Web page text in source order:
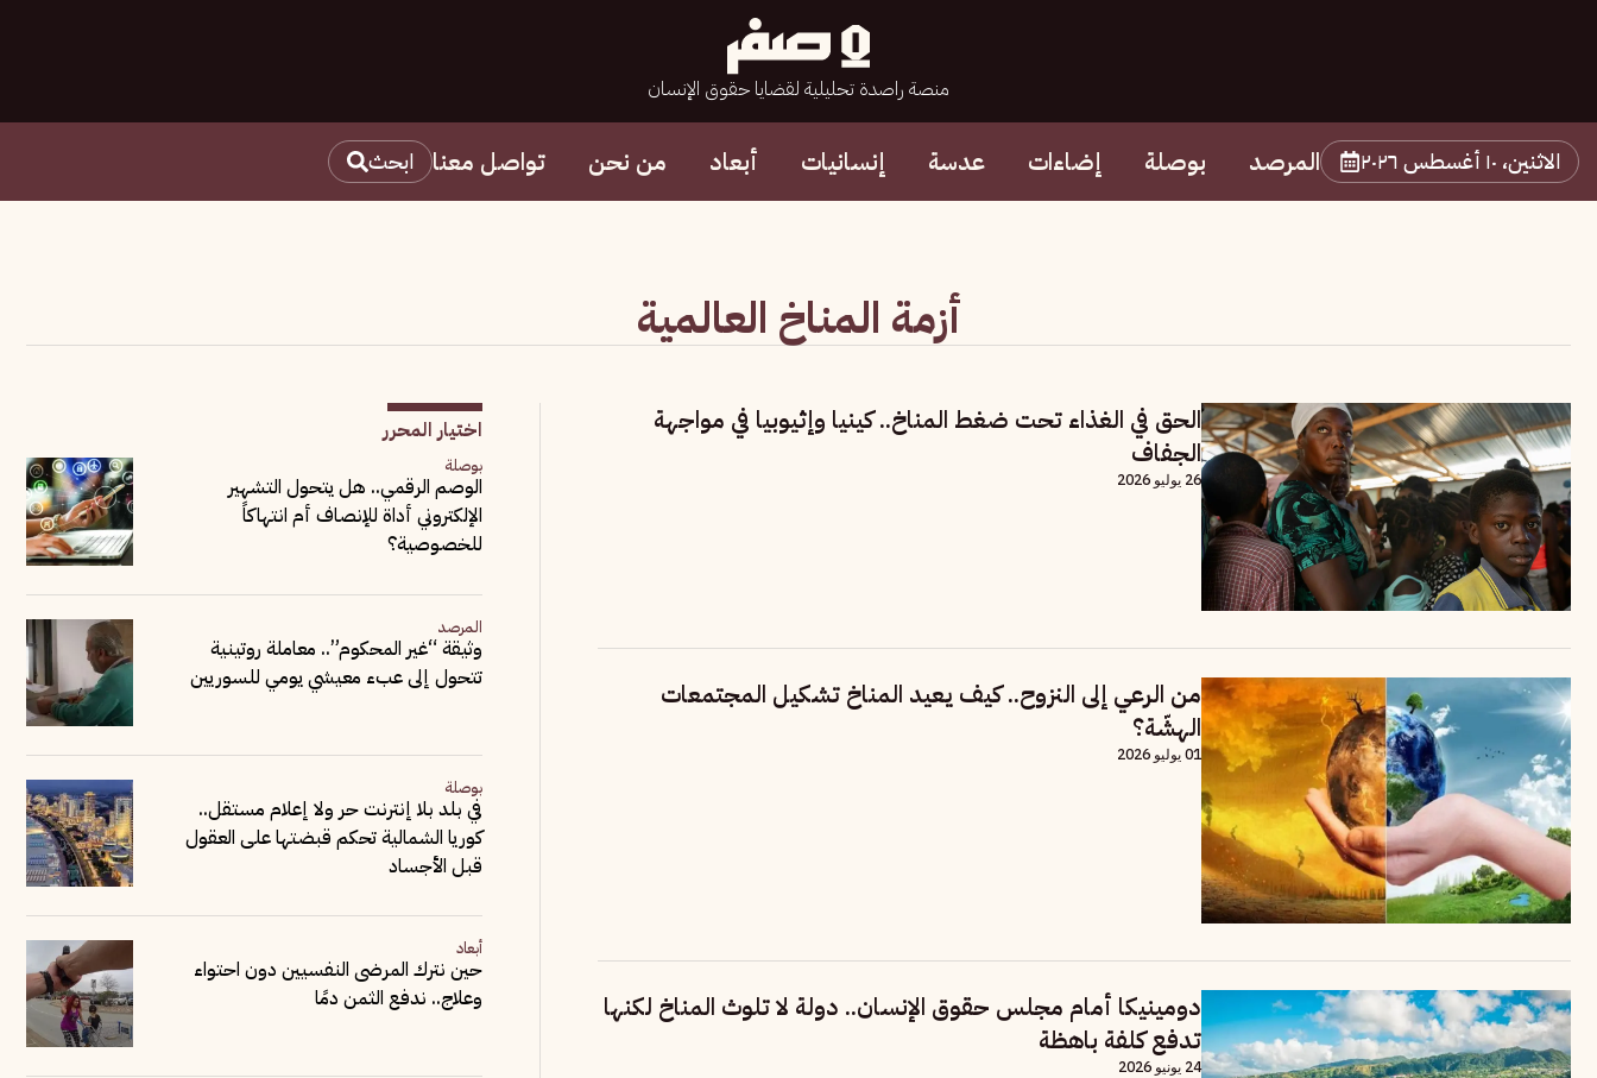
منصة راصدة تحليلية لقضايا حقوق الإنسان
الاثنين، ١٠ أغسطس ٢٠٢٦ المرصد بوصلة إضاءات عدسة إنسانيات أبعاد من نحن تواصل معنا ابحث
أزمة المناخ العالمية
الحق في الغذاء تحت ضغط المناخ.. كينيا وإثيوبيا في مواجهة
الجفاف
26 يوليو 2026
من الرعي إلى النزوح.. كيف يعيد المناخ تشكيل المجتمعات
الهشّة؟
01 يوليو 2026
دومينيكا أمام مجلس حقوق الإنسان.. دولة لا تلوث المناخ لكنها
تدفع كلفة باهظة
24 يونيو 2026
اختيار المحرر
بوصلة
الوصم الرقمي.. هل يتحول التشهير
الإلكتروني أداة للإنصاف أم انتهاكاً
للخصوصية؟
المرصد
وثيقة “غير المحكوم”.. معاملة روتينية
تتحول إلى عبء معيشي يومي للسوريين
بوصلة
في بلد بلا إنترنت حر ولا إعلام مستقل..
كوريا الشمالية تحكم قبضتها على العقول
قبل الأجساد
أبعاد
حين نترك المرضى النفسيين دون احتواء
وعلاج.. ندفع الثمن دمًا